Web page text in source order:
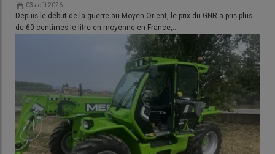
03 août 2026
Depuis le début de la guerre au Moyen-Orient, le prix du GNR a pris plus
de 60 centimes le litre en moyenne en France,…